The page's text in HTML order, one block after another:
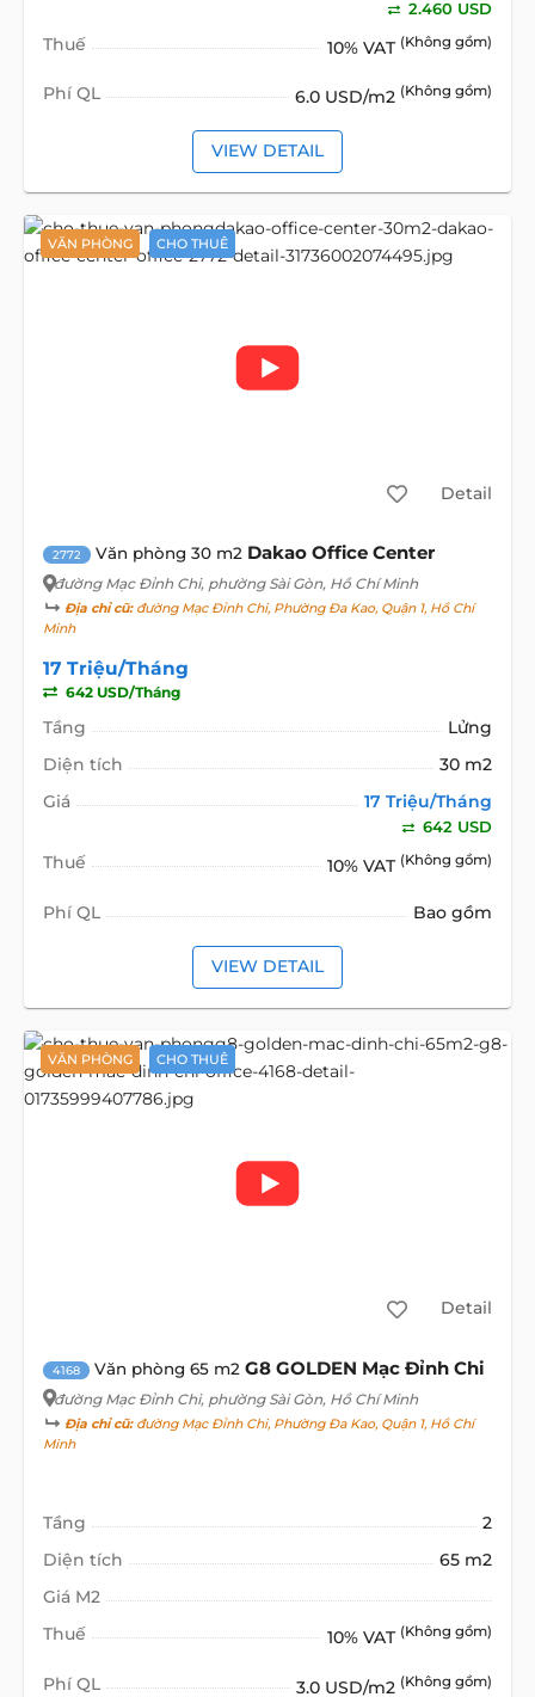
2.460 USD
Thuế 10% VAT (Không gồm)
Phí QL 6.0 USD/m2 (Không gồm)
VIEW DETAIL
VĂN PHÒNG CHO THUÊ
Detail
2772 Văn phòng 30 m2 Dakao Office Center
đường Mạc Đỉnh Chi, phường Sài Gòn, Hồ Chí Minh
Địa chỉ cũ:đường Mạc Đỉnh Chi, Phường Đa Kao, Quận 1, Hồ Chí
Minh
17 Triệu/Tháng
642 USD/Tháng
Tầng
Lửng
Diện tích
30 m2
Giá
17 Triệu/Tháng
642 USD
Thuế 10% VAT (Không gồm)
Phí QL Bao gồm
VIEW DETAIL
VĂN PHÒNG CHO THUÊ
Detail
4168 Văn phòng 65 m2 G8 GOLDEN Mạc Đỉnh Chi
đường Mạc Đỉnh Chi, phường Sài Gòn, Hồ Chí Minh
Địa chỉ cũ:đường Mạc Đỉnh Chi, Phường Đa Kao, Quận 1, Hồ Chí
Minh
Tầng
2
Diện tích
65 m2
Giá M2
Thuế
10% VAT (Không gồm)
Phí QL 3.0 USD/m2 (Không gồm)